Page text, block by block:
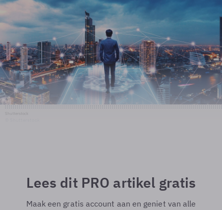
Lees dit PRO artikel gratis
Maak een gratis account aan en geniet van alle